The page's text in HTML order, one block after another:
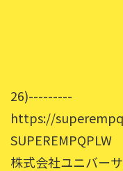
26)---------
https://
SUPEREMPQPLW
株式会社ユニバー